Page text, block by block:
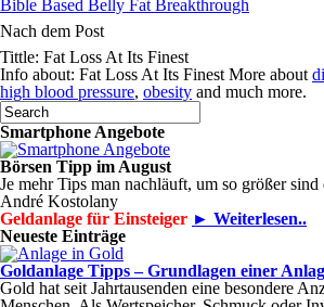
Bible Based Belly Fat Breakthrough
Nach dem Post
Tittle: Fat Loss At Its Finest
Info about: Fat Loss At Its Finest More about
high blood pressure, obesity and much more.
Smartphone Angebote
Börsen Tipp im August
Je mehr Tips man nachläuft, um so größer sind
André Kostolany
Geldanlage für Einsteiger ► Weiterlesen..
Neueste Einträge
Goldanlage Tipps – Grundlagen einer
Gold hat seit Jahrtausenden eine besondere